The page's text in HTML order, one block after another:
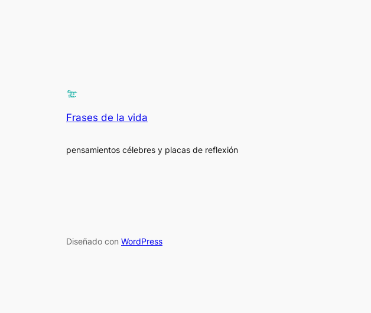
Frases de la vida
pensamientos célebres y placas de reflexión
Diseñado con WordPress